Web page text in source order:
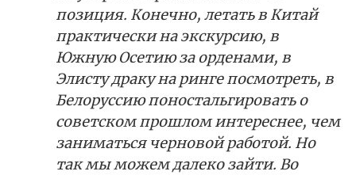
позиция. Конечно, летать в Китай
практически на экскурсию, в
Южную Осетию за орденами, в
Элисту драку на ринге посмотреть, в
Белоруссию поностальгировать о
советском прошлом интереснее, чем
заниматься черновой работой. Но
так мы можем далеко зайти. Во